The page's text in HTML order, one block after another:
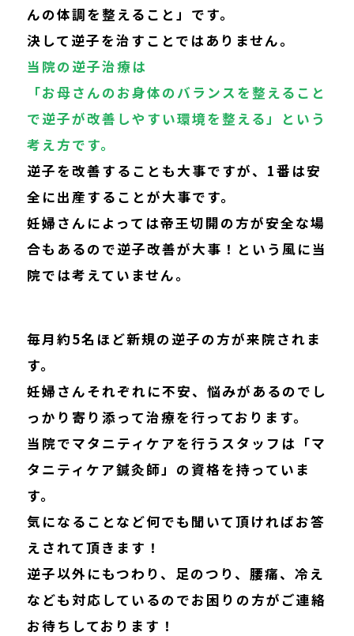
んの体調を整えること」です。
決して逆子を治すことではありません。
当院の逆子治療は
「お母さんのお身体のバランスを整えること
で逆子が改善しやすい環境を整える」という
考え方です。
逆子を改善することも大事ですが、1番は安
全に出産することが大事です。
妊婦さんによっては帝王切開の方が安全な場
合もあるので逆子改善が大事！という風に当
院では考えていません。
毎月約5名ほど新規の逆子の方が来院されま
す。
妊婦さんそれぞれに不安、悩みがあるのでし
っかり寄り添って治療を行っております。
当院でマタニティケアを行うスタッフは「マ
タニティケア鍼灸師」の資格を持っていま
す。
気になることなど何でも聞いて頂ければお答
えされて頂きます！
逆子以外にもつわり、足のつり、腰痛、冷え
なども対応しているのでお困りの方がご連絡
お待ちしております！